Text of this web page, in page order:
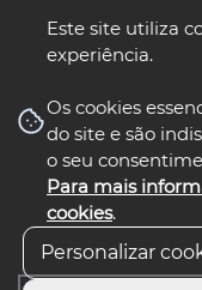
Este site utiliza
experiência.
Os cookies
do site e são
o seu
Para mais
cookies.
Personalizar
nos